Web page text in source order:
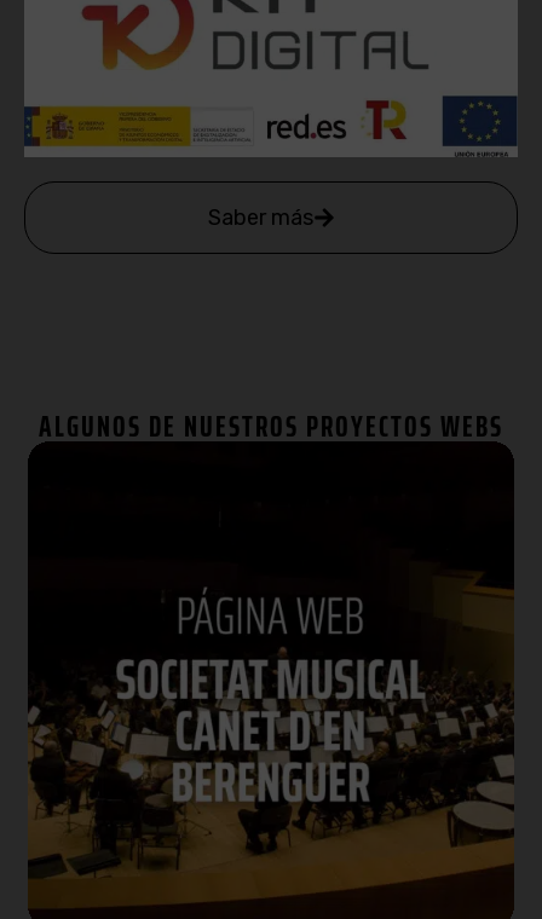
Saber más
ALGUNOS DE NUESTROS PROYECTOS WEBS